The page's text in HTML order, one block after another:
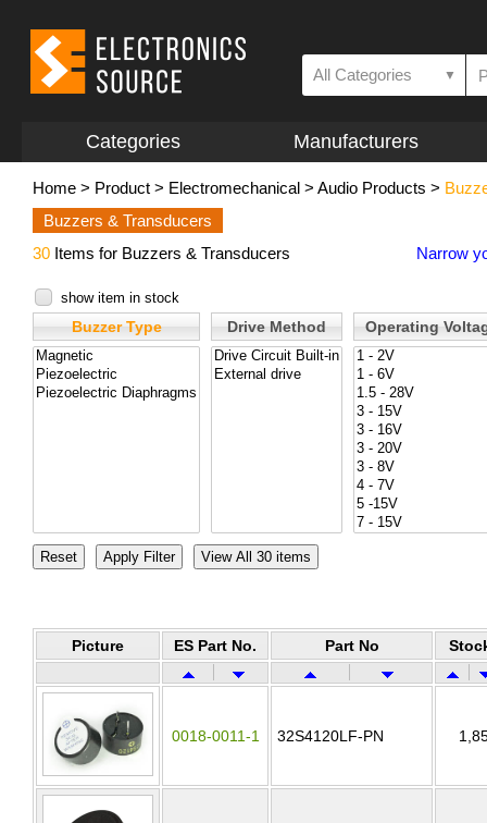
All Categories ▼
Categories Manufacturers
Home > Product > Electromechanical > Audio Products >
Buzzers & Transducers
30 Items for Buzzers & Transducers Narrow
show item in stock
Buzzer Type Drive Method Operating
Picture ES Part No. Part No
0018-0011-1 32S4120LF-PN